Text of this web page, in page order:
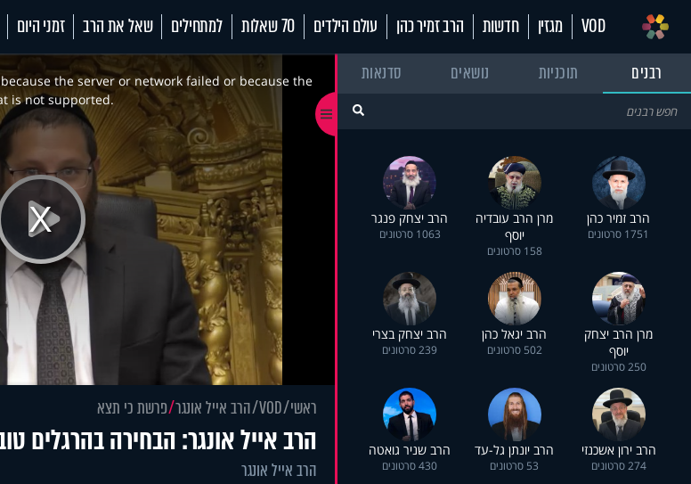
VOD מגזין חדשות הרב זמיר כהן עולם הילדים 70 שאלות למתחילים שאל את הרב זמני היום
רבנים
תוכניות נושאים סדנאות
הרב זמיר כהן
1751 סרטונים
מרן הרב עובדיה
יוסף
158 סרטונים
הרב יצחק פנגר
1063 סרטונים
מרן הרב יצחק
יוסף
250 סרטונים
הרב יגאל כהן
502 סרטונים
הרב יצחק בצרי
239 סרטונים
הרב ירון אשכנזי
274 סרטונים
הרב יונתן גל-עד
53 סרטונים
הרב שניר גואטה
430 סרטונים
Play
Video
the server or network failed or because the
is not supported.
ראשי VOD הרב אייל אונגר פרשת כי תצא
הרב אייל אונגר: הבחירה בהרגלים
הרב אייל אונגר